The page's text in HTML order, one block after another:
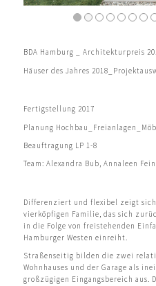
BDA Hamburg _ Architekturpreis
Häuser des Jahres
Fertigstellung 2017
Planung
Beauftragung LP 1-8
Team: Alexandra Bub, Annaleen
Differenziert und flexibel zeigt sich
vierköpfigen Familie, das sich
in die Folge von freistehenden
Hamburger Westen einreiht.
Straßenseitig bilden die zwei
Wohnhauses und der Garage als
großzügigen Eingangsbereich aus.